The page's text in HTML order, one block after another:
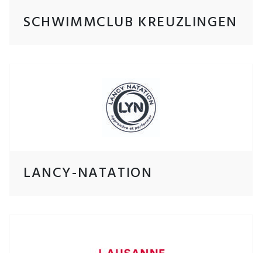
SCHWIMMCLUB KREUZLINGEN
LANCY-NATATION